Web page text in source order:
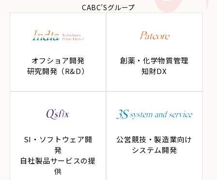
CABC’Sグループ
オフショア開発
研究開発（R&D）
創薬・化学物質管理
知財DX
SI・ソフトウェア開
発
自社製品サービスの提
供
公営競技・製造業向け
システム開発